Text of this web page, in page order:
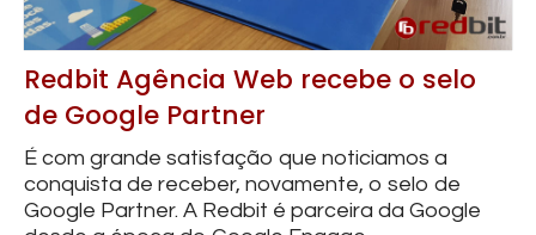
Redbit Agência Web recebe o selo
de Google Partner
É com grande satisfação que noticiamos a
conquista de receber, novamente, o selo de
Google Partner. A Redbit é parceira da Google